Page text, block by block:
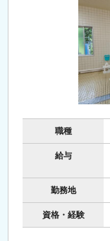
職種
給与
勤務地
資格・経験